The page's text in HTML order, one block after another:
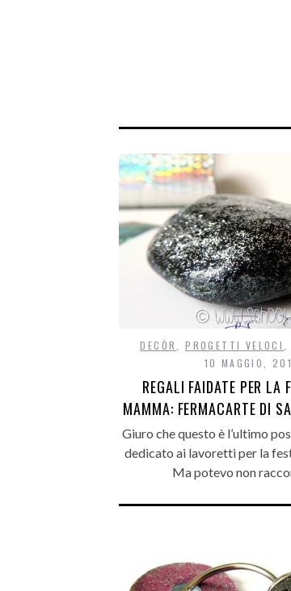
DECÒR ,PROGETTI VELOCI
10 MAGGIO,
REGALI FAIDATE PER LA
MAMMA: FERMACARTE DI
Giuro che questo è l’ultimo
dedicato ai lavoretti per la
Ma potevo non